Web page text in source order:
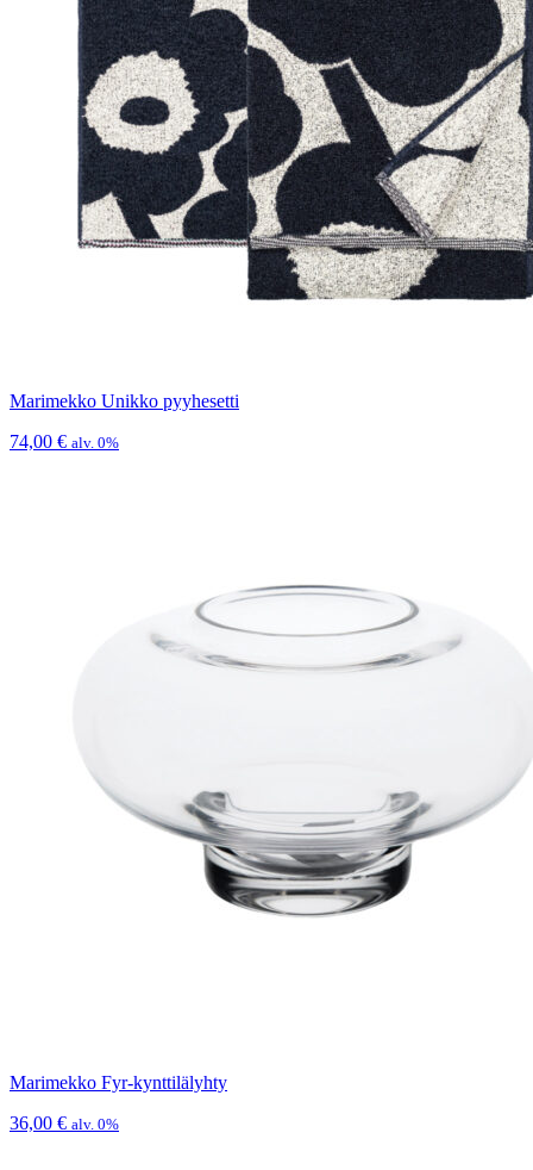
Marimekko Unikko pyyhesetti
74,00 € alv. 0%
Marimekko Fyr-kynttilälyhty
36,00 € alv. 0%